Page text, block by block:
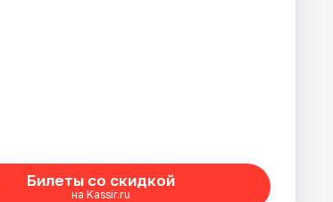
Билеты со скидкой
на Kassir.ru